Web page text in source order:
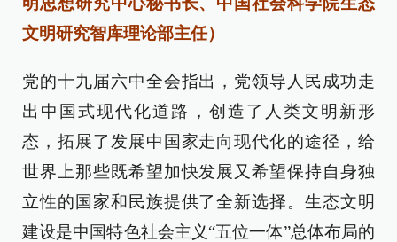
文明研究智库理论部主任）
党的十九届六中全会指出，党领导人民成功走
出中国式现代化道路，创造了人类文明新形
态，拓展了发展中国家走向现代化的途径，给
世界上那些既希望加快发展又希望保持自身独
立性的国家和民族提供了全新选择。生态文明
建设是中国特色社会主义“五位一体”总体布局的